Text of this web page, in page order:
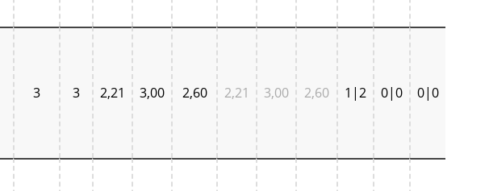
3 3 2,21 3,00 2,60 2,21 3,00 2,60 1|2 0|0 0|0